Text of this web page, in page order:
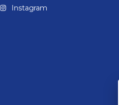
Instagram